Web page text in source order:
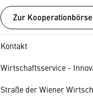
Zur Kooperationbörse
Kontakt
Wirtschaftsservice -
Straße der Wiener